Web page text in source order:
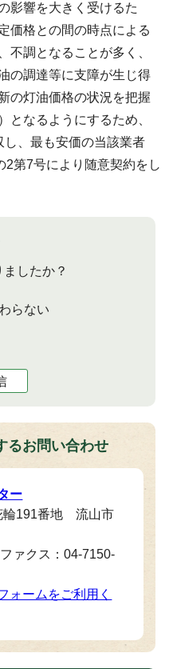
影響を大きく受けるた
価格との間の時点による
不調となることが多く、
の調達等に支障が生じ得
の灯油価格の状況を把握
となるようにするため、
、最も安価の当該業者
2第7号により随意契約をし
したか？
らない
るお問い合わせ
ー
輪191番地 流山市
ァクス：04-7150-
ォームをご利用く